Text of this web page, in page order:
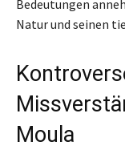
Bedeutungen
Natur und seinen
Moula